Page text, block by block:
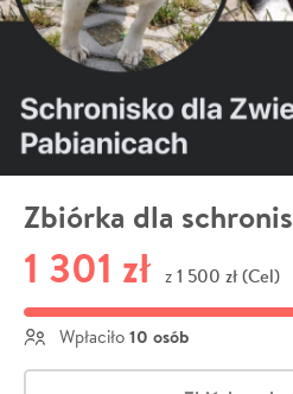
Zbiórka dla
1 301 zł z 1 500 zł (Cel)
Wpłaciło 10 osób